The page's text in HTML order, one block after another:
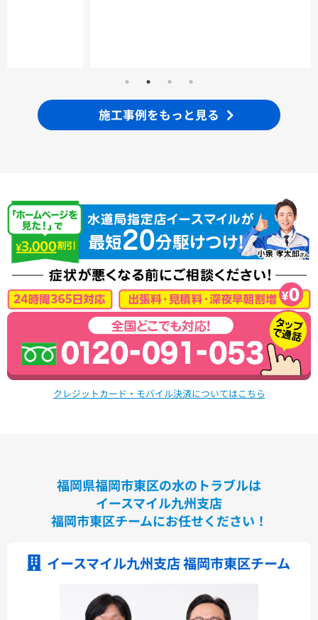
施工事例をもっと見る
クレジットカード・モバイル決済についてはこちら
福岡県福岡市東区の水のトラブルは
イースマイル九州支店
福岡市東区チームにお任せください！
イースマイル九州支店 福岡市東区チーム